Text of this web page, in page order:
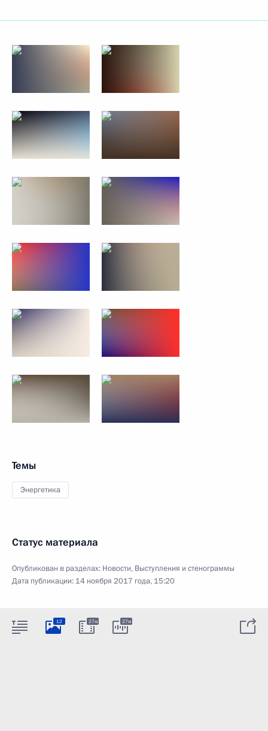
Темы
Энергетика
Статус материала
Опубликован в разделах: Новости, Выступления и стенограммы
Дата публикации: 14 ноября 2017 года, 15:20
12 27м 27м